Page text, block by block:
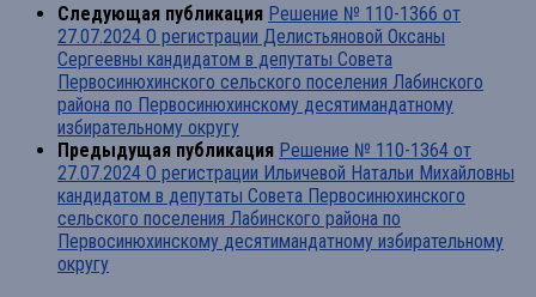
Следующая публикация Решение № 110-1366 от
27.07.2024 О регистрации Делистьяновой Оксаны
Сергеевны кандидатом в депутаты Совета
Первосинюхинского сельского поселения Лабинского
района по Первосинюхинскому десятимандатному
избирательному округу
Предыдущая публикация Решение № 110-1364 от
27.07.2024 О регистрации Ильичевой Натальи Михайловны
кандидатом в депутаты Совета Первосинюхинского
сельского поселения Лабинского района по
Первосинюхинскому десятимандатному избирательному
округу